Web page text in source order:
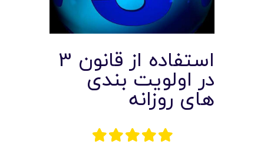
نوشته ها
مرکز آموزش
امکانات
سیستم ها
لیست قیمت محصولات
استفاده از قانون 3
در اولویت بندی
های روزانه